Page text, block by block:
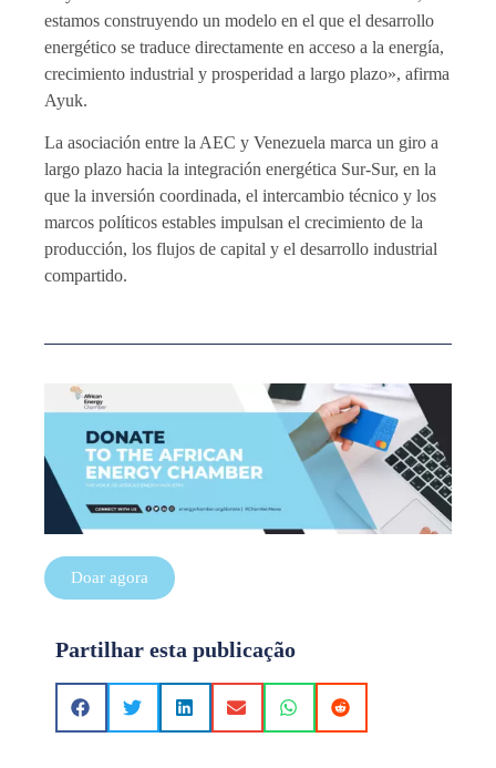
estamos construyendo un modelo en el que el desarrollo
energético se traduce directamente en acceso a la energía,
crecimiento industrial y prosperidad a largo plazo», afirma
Ayuk.
La asociación entre la AEC y Venezuela marca un giro a
largo plazo hacia la integración energética Sur-Sur, en la
que la inversión coordinada, el intercambio técnico y los
marcos políticos estables impulsan el crecimiento de la
producción, los flujos de capital y el desarrollo industrial
compartido.
Doar agora
Partilhar esta publicação